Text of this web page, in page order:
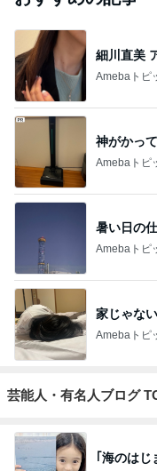
細川直美
Amebaトピ
神がかっ
Amebaトピ
暑い日の
Amebaトピ
家じゃな
Amebaトピ
芸能人・有名人ブログ
｢海のはじ